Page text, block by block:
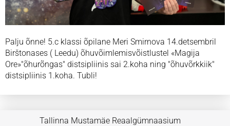
Palju õnne! 5.c klassi õpilane Meri Smirnova 14.detsembril
Birštonases ( Leedu) õhuvõimlemisvõistlustel «Magija
Ore»"õhurõngas" distsipliinis sai 2.koha ning "õhuvõrkkiik"
distsipliinis 1.koha. Tubli!
Tallinna Mustamäe Reaalgümnaasium